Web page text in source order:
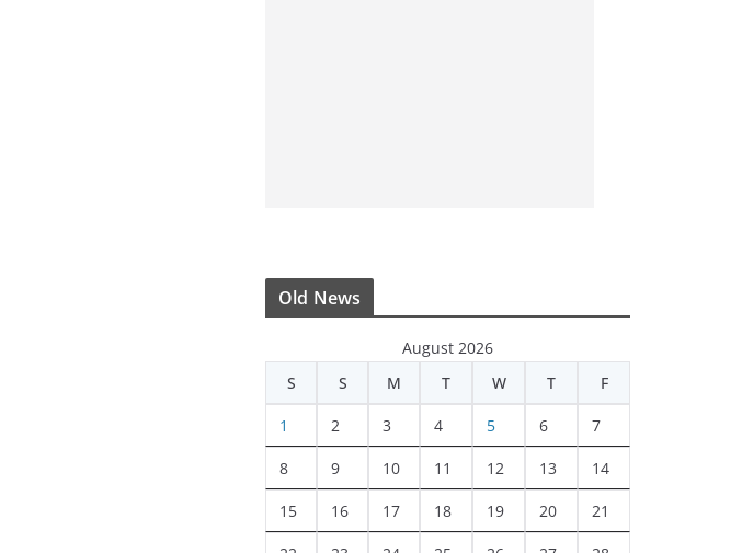
Old News
August 2026
S
S M T W T F
1 2 3 4 5 6 7
8 9 10 11 12 13 14
15 16 17 18 19 20 21